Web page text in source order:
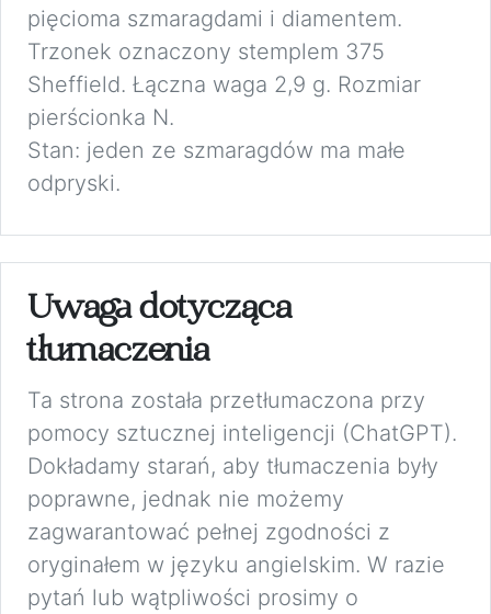
pięcioma szmaragdami i diamentem.
Trzonek oznaczony stemplem 375
Sheffield. Łączna waga 2,9 g. Rozmiar
pierścionka N.
Stan: jeden ze szmaragdów ma małe
odpryski.
Uwaga dotycząca
tłumaczenia
Ta strona została przetłumaczona przy
pomocy sztucznej inteligencji (ChatGPT).
Dokładamy starań, aby tłumaczenia były
poprawne, jednak nie możemy
zagwarantować pełnej zgodności z
oryginałem w języku angielskim. W razie
pytań lub wątpliwości prosimy o